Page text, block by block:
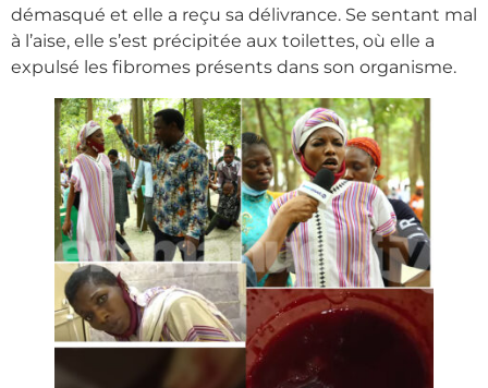
démasqué et elle a reçu sa délivrance. Se sentant mal
à l’aise, elle s’est précipitée aux toilettes, où elle a
expulsé les fibromes présents dans son organisme.